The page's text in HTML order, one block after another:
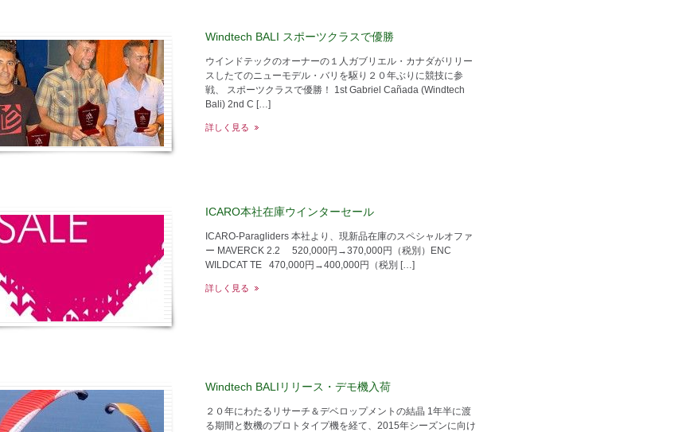
Windtech BALI スポーツクラスで優勝
ウインドテックのオーナーの１人ガブリエル・カナダがリリー
スしたてのニューモデル・バリを駆り２０年ぶりに競技に参
戦、 スポーツクラスで優勝！ 1st Gabriel Cañada (Windtech
Bali) 2nd C […]
詳しく見る
ICARO本社在庫ウインターセール
ICARO-Paragliders 本社より、現新品在庫のスペシャルオファ
ー MAVERCK 2.2 520,000円→370,000円（税別）ENC
WILDCAT TE 470,000円→400,000円（税別 […]
詳しく見る
Windtech BALIリリース・デモ機入荷
２０年にわたるリサーチ＆デベロップメントの結晶 1年半に渡
る期間と数機のプロトタイプ機を経て、2015年シーズンに向け